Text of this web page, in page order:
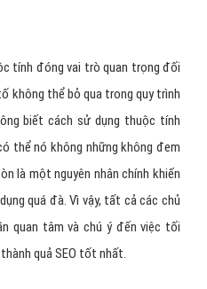
tính đóng vai trò quan trọng đối
không thể bỏ qua trong quy trình
biết cách sử dụng thuộc tính
thể nó không những không đem
là một nguyên nhân chính khiến
quá đà. Vì vậy, tất cả các chủ
quan tâm và chú ý đến việc tối
quả SEO tốt nhất.